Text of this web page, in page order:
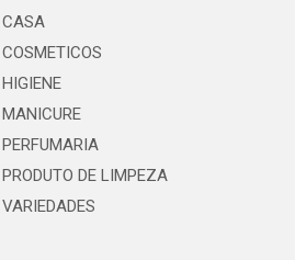
CASA
COSMETICOS
HIGIENE
MANICURE
PERFUMARIA
PRODUTO DE LIMPEZA
VARIEDADES